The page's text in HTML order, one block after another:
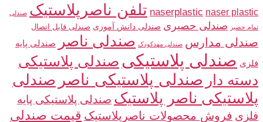
naserplastic naser plastic تلفن ناصرپلاستیک صندلی
تمام حصیر
صندلی حصیری صندلی دانش آموزی صندلی قابل اتصال
صندلی مدارس صندلی مهدکودک صندلی ناصر صندلی پایه
فلزی صندلی پلاستیکی صندلی پلاستیکی
دسته دار صندلی پلاستیکی ناصر صندلی
پلاستیکی ناصر پلاستیک صندلی پلاستیکی پایه
فلزی فروش محصولات ناصرپلاستیک قیمت صندلی